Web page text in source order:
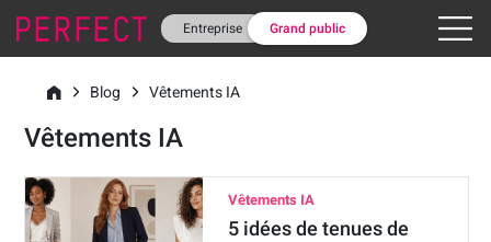
Entreprise Grand public
Blog Vêtements IA
Vêtements IA
Vêtements IA
5 idées de tenues de